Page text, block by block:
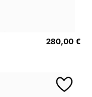
280,00 €